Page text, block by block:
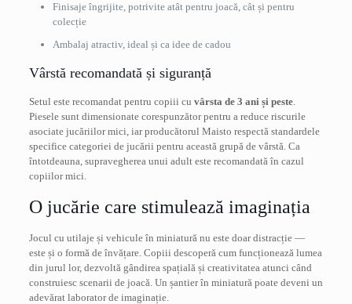
Finisaje îngrijite, potrivite atât pentru joacă, cât și pentru
colecție
Ambalaj atractiv, ideal și ca idee de cadou
Vârstă recomandată și siguranță
Setul este recomandat pentru copiii cu vârsta de 3 ani și peste.
Piesele sunt dimensionate corespunzător pentru a reduce riscurile
asociate jucăriilor mici, iar producătorul Maisto respectă standardele
specifice categoriei de jucării pentru această grupă de vârstă. Ca
întotdeauna, supravegherea unui adult este recomandată în cazul
copiilor mici.
O jucărie care stimulează imaginația
Jocul cu utilaje și vehicule în miniatură nu este doar distracție —
este și o formă de învățare. Copiii descoperă cum funcționează lumea
din jurul lor, dezvoltă gândirea spațială și creativitatea atunci când
construiesc scenarii de joacă. Un șantier în miniatură poate deveni un
adevărat laborator de imaginație.